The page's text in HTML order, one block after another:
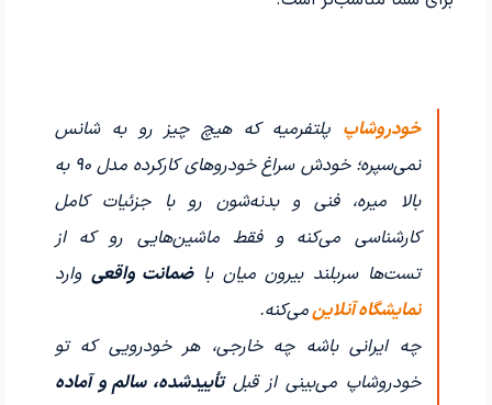
خودروشاپ پلتفرمیه که هیچ چیز رو به شانس
نمی‌سپره؛ خودش سراغ خودروهای کارکرده مدل ۹۰ به
بالا میره، فنی و بدنه‌شون رو با جزئیات کامل
کارشناسی می‌کنه و فقط ماشین‌هایی رو که از
تست‌ها سربلند بیرون میان باضمانت واقعی وارد
نمایشگاه آنلاینمی‌کنه.
چه ایرانی باشه چه خارجی، هر خودرویی که تو
خودروشاپ می‌بینی از قبلتأییدشده، سالم و آماده